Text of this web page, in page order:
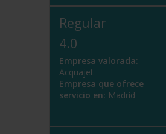
Regular
4.0
Empresa valorada:
Acquajet
Empresa que ofrece
servicio en: Madrid